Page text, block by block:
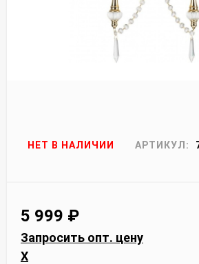
НЕТ В НАЛИЧИИ АРТИКУЛ:
5 999 ₽
Запросить опт. цену
X